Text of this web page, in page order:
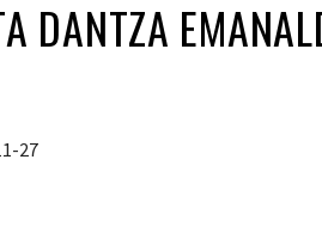
DANTZA
27